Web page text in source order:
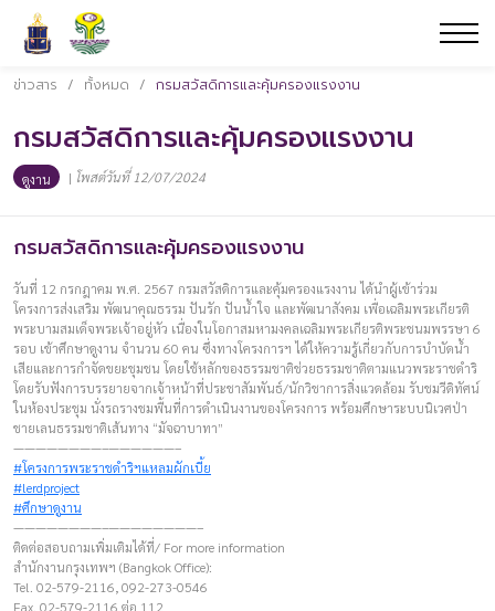
ข่าวสาร / ทั้งหมด / กรมสวัสดิการและคุ้มครองแรงงาน
กรมสวัสดิการและคุ้มครองแรงงาน
ดูงาน | โพสต์วันที่ 12/07/2024
กรมสวัสดิการและคุ้มครองแรงงาน
วันที่ 12 กรกฎาคม พ.ศ. 2567 กรมสวัสดิการและคุ้มครองแรงงาน ได้นำผู้เข้าร่วม
โครงการส่งเสริม พัฒนาคุณธรรม ปันรัก ปันน้ำใจ และพัฒนาสังคม เพื่อเฉลิมพระเกียรติ
พระบามสมเด็จพระเจ้าอยู่หัว เนื่องในโอกาสมหามงคลเฉลิมพระเกียรติพระชนมพรรษา 6
รอบ เข้าศึกษาดูงาน จำนวน 60 คน ซึ่งทางโครงการฯ ได้ให้ความรู้เกี่ยวกับการบำบัดน้ำ
เสียและการกำจัดขยะชุมชน โดยใช้หลักของธรรมชาติช่วยธรรมชาติตามแนวพระราชดำริ
โดยรับฟังการบรรยายจากเจ้าหน้าที่ประชาสัมพันธ์/นักวิชาการสิ่งแวดล้อม รับชมวีดิทัศน์
ในห้องประชุม นั่งรถรางชมพื้นที่การดำเนินงานของโครงการ พร้อมศึกษาระบบนิเวศป่า
ชายเลนธรรมชาติเส้นทาง “มัจฉาบาทา”
————————–——————–
#โครงการพระราชดำริฯแหลมผักเบี้ย
#lerdproject
#ศึกษาดูงาน
————————–————————–
ติดต่อสอบถามเพิ่มเติมได้ที่/ For more information
สำนักงานกรุงเทพฯ (Bangkok Office):
Tel. 02-579-2116, 092-273-0546
Fax. 02-579-2116 ต่อ 112